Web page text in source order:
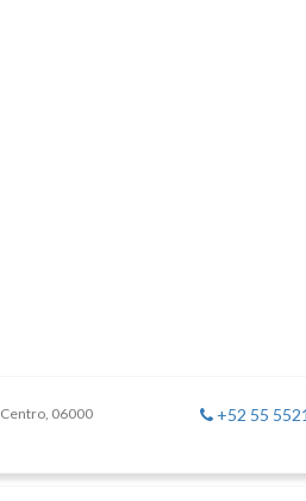
06000
+52 55